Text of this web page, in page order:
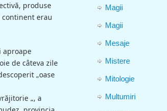
produse
erau
aproape
de câteva zile
„oase
„, a
Magii
Magii
Mesaje
Mistere
Mitologie
Multumiri